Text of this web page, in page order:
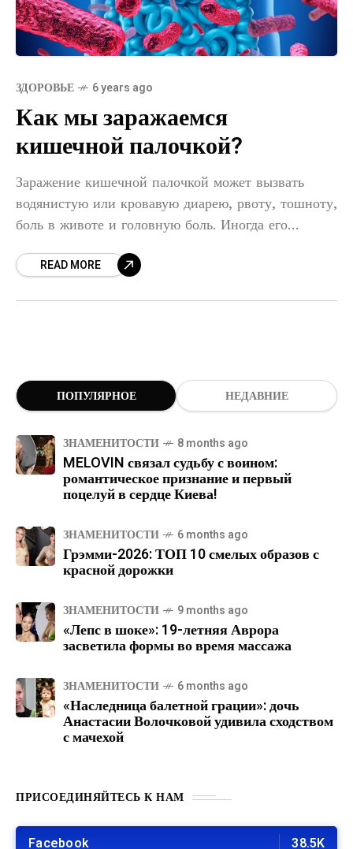
ЗДОРОВЬЕ 6 years ago
Как мы заражаемся
кишечной палочкой?
Заражение кишечной палочкой может вызвать
водянистую или кровавую диарею, рвоту, тошноту,
боль в животе и головную боль. Иногда его
повреждению почек и даже смерти.
READ MORE
ПОПУЛЯРНОЕ НЕДАВНИЕ
ЗНАМЕНИТОСТИ 8 months ago
MELOVIN связал судьбу с воином:
романтическое признание и первый
поцелуй в сердце Киева!
ЗНАМЕНИТОСТИ 6 months ago
Грэмми-2026: ТОП 10 смелых образов с
красной дорожки
ЗНАМЕНИТОСТИ 9 months ago
«Лепс в шоке»: 19-летняя Аврора
засветила формы во время массажа
ЗНАМЕНИТОСТИ 6 months ago
«Наследница балетной грации»: дочь
Анастасии Волочковой удивила сходством
с мачехой
ПРИСОЕДИНЯЙТЕСЬ К НАМ
Facebook 38.5K